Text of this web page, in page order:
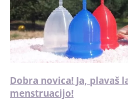
Dobra novica! Ja, plavaš
menstruacijo!